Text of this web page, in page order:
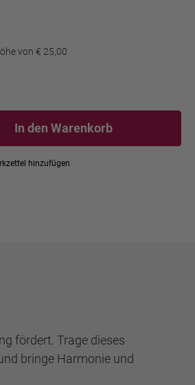
von € 25,00
In den Warenkorb
hinzufügen
fördert. Trage dieses
bringe Harmonie und